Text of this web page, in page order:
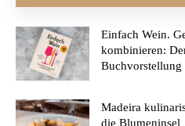
Einfach Wein.
kombinieren:
Buchvorstellung
Madeira
die Blumeninsel